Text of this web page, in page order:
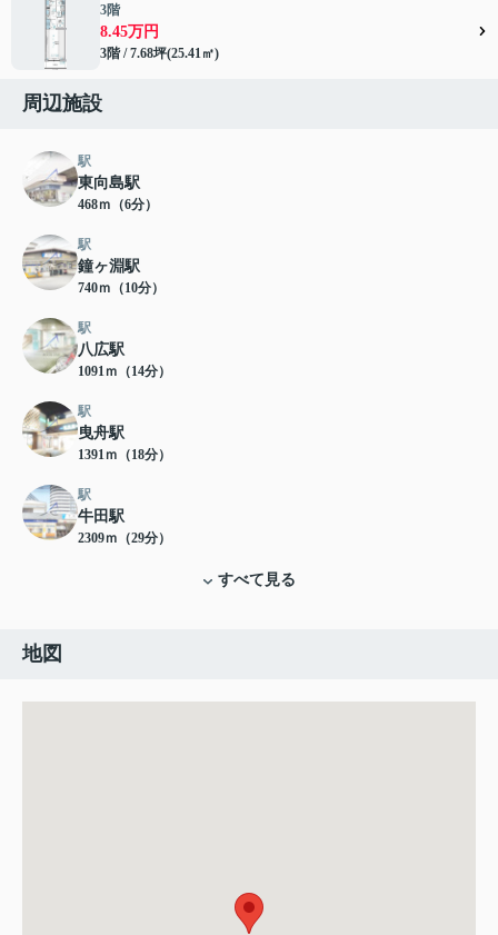
3階
8.45万円
3階 / 7.68坪(25.41㎡)
周辺施設
駅
東向島駅
468ｍ（6分）
駅
鐘ヶ淵駅
740ｍ（10分）
駅
八広駅
1091ｍ（14分）
駅
曳舟駅
1391ｍ（18分）
駅
牛田駅
2309ｍ（29分）
すべて見る
地図